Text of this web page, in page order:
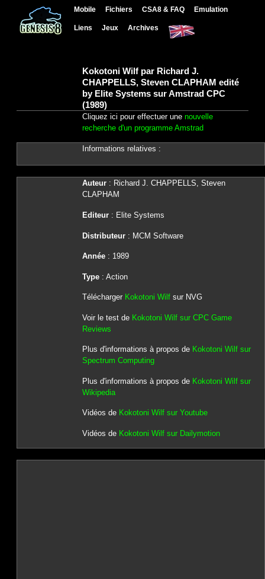
Mobile Fichiers CSA8 & FAQ Emulation
Liens Jeux Archives
Kokotoni Wilf par Richard J.
CHAPPELLS, Steven CLAPHAM edité
by Elite Systems sur Amstrad CPC
(1989)
Cliquez ici pour effectuer une nouvelle
recherche d'un programme Amstrad
Informations relatives :
Auteur: Richard J. CHAPPELLS, Steven
CLAPHAM
Editeur: Elite Systems
Distributeur : MCM Software
Année: 1989
Type: Action
Télécharger Kokotoni Wilfsur NVG
Voir le test de Kokotoni Wilf sur CPC Game
Reviews
Plus d'informations à propos de Kokotoni Wilf sur
Spectrum Computing
Plus d'informations à propos de Kokotoni Wilf sur
Wikipedia
Vidéos de Kokotoni Wilf sur Youtube
Vidéos de Kokotoni Wilf sur Dailymotion